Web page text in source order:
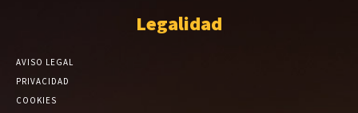
Legalidad
AVISO LEGAL
PRIVACIDAD
COOKIES